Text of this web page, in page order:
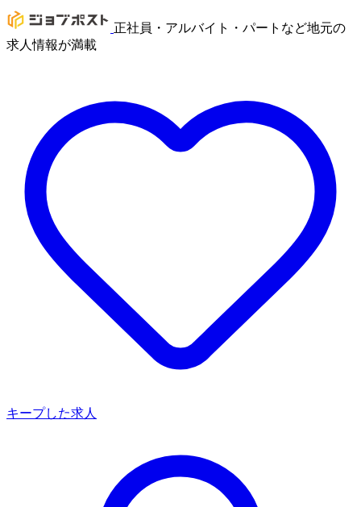
正社員・アルバイト・パートなど地元の
求人情報が満載
キープした求人